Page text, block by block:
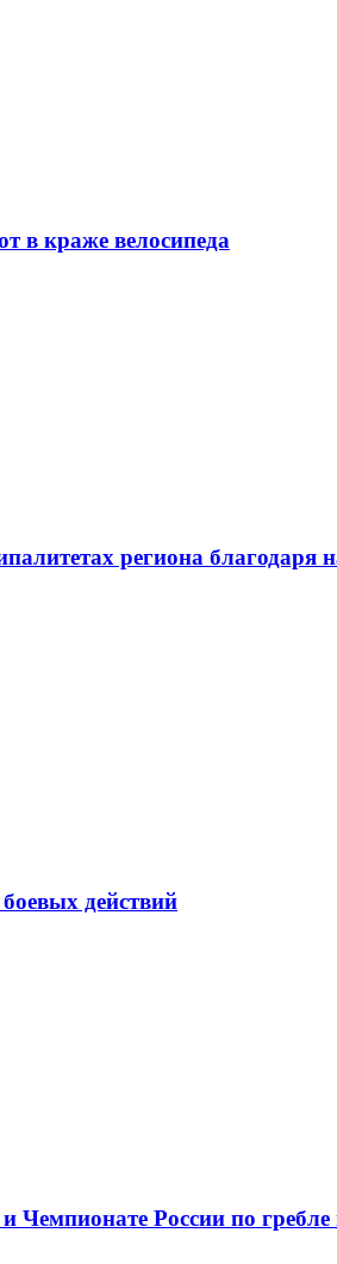
в краже велосипеда
региона благодаря
действий
России по гребле